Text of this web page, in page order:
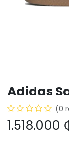
Adidas
(0
1.518.000